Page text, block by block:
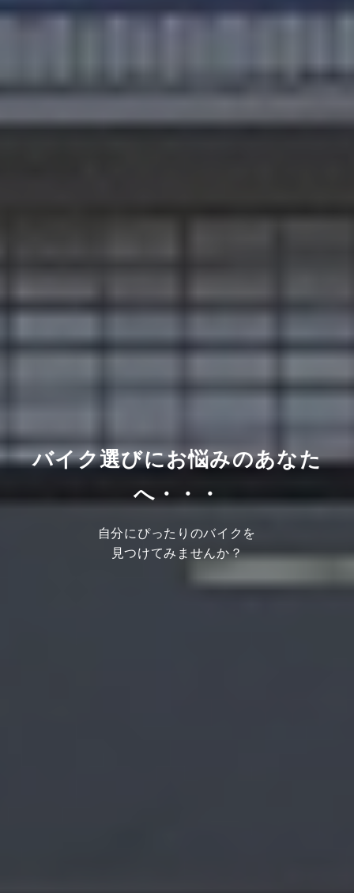
バイク選びにお悩みのあなた
へ・・・
自分にぴったりのバイクを
見つけてみませんか？